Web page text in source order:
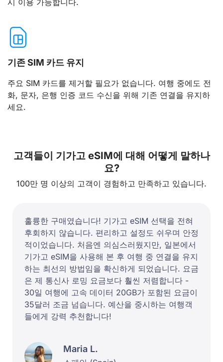
시 이용 가능합니다.
기존 SIM 카드 유지
주요 SIM 카드를 제거할 필요가 없습니다. 여행 중에도 전
화, 문자, 은행 인증 코드 수신을 위해 기존 연결을 유지하
세요.
고객들이 기가고 eSIM에 대해 어떻게 말하나
요?
100만 명 이상의 고객이 경험하고 만족하고 있습니다.
훌륭한 구매였습니다! 기가고 eSIM 선택을 전혀
후회하지 않습니다. 편리하고 설정도 쉬우며 안정
적이었습니다. 처음엔 의심스러웠지만, 일본에서
기가고 eSIM을 사용해 본 후 여행 중 연결을 유지
하는 최선의 방법임을 확신하게 되었습니다. 요금
은 제 통신사 로밍 요금보다 훨씬 저렴합니다 -
30일 여행에 고속 데이터 20GB가 포함된 요금이
35달러 조금 넘습니다. 예산을 중시하는 여행객
들에게 강력 추천합니다!
Maria L.